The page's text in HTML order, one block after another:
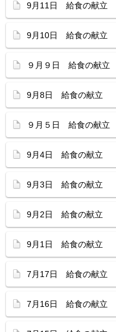
9月11日 給食の献立
9月10日 給食の献立
９月９日 給食の献立
9月8日 給食の献立
９月５日 給食の献立
9月4日 給食の献立
9月3日 給食の献立
9月2日 給食の献立
9月1日 給食の献立
7月17日 給食の献立
7月16日 給食の献立